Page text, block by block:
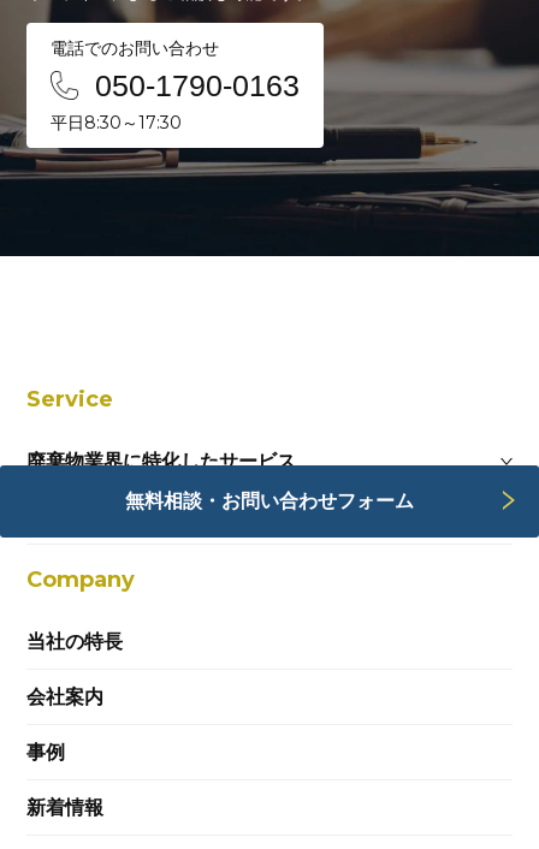
電話でのお問い合わせ
050-1790-0163
平日8:30～17:30
無料相談・お問い合わせフォーム
Service
廃棄物業界に特化したサービス
Webサービス
Company
当社の特長
会社案内
事例
新着情報